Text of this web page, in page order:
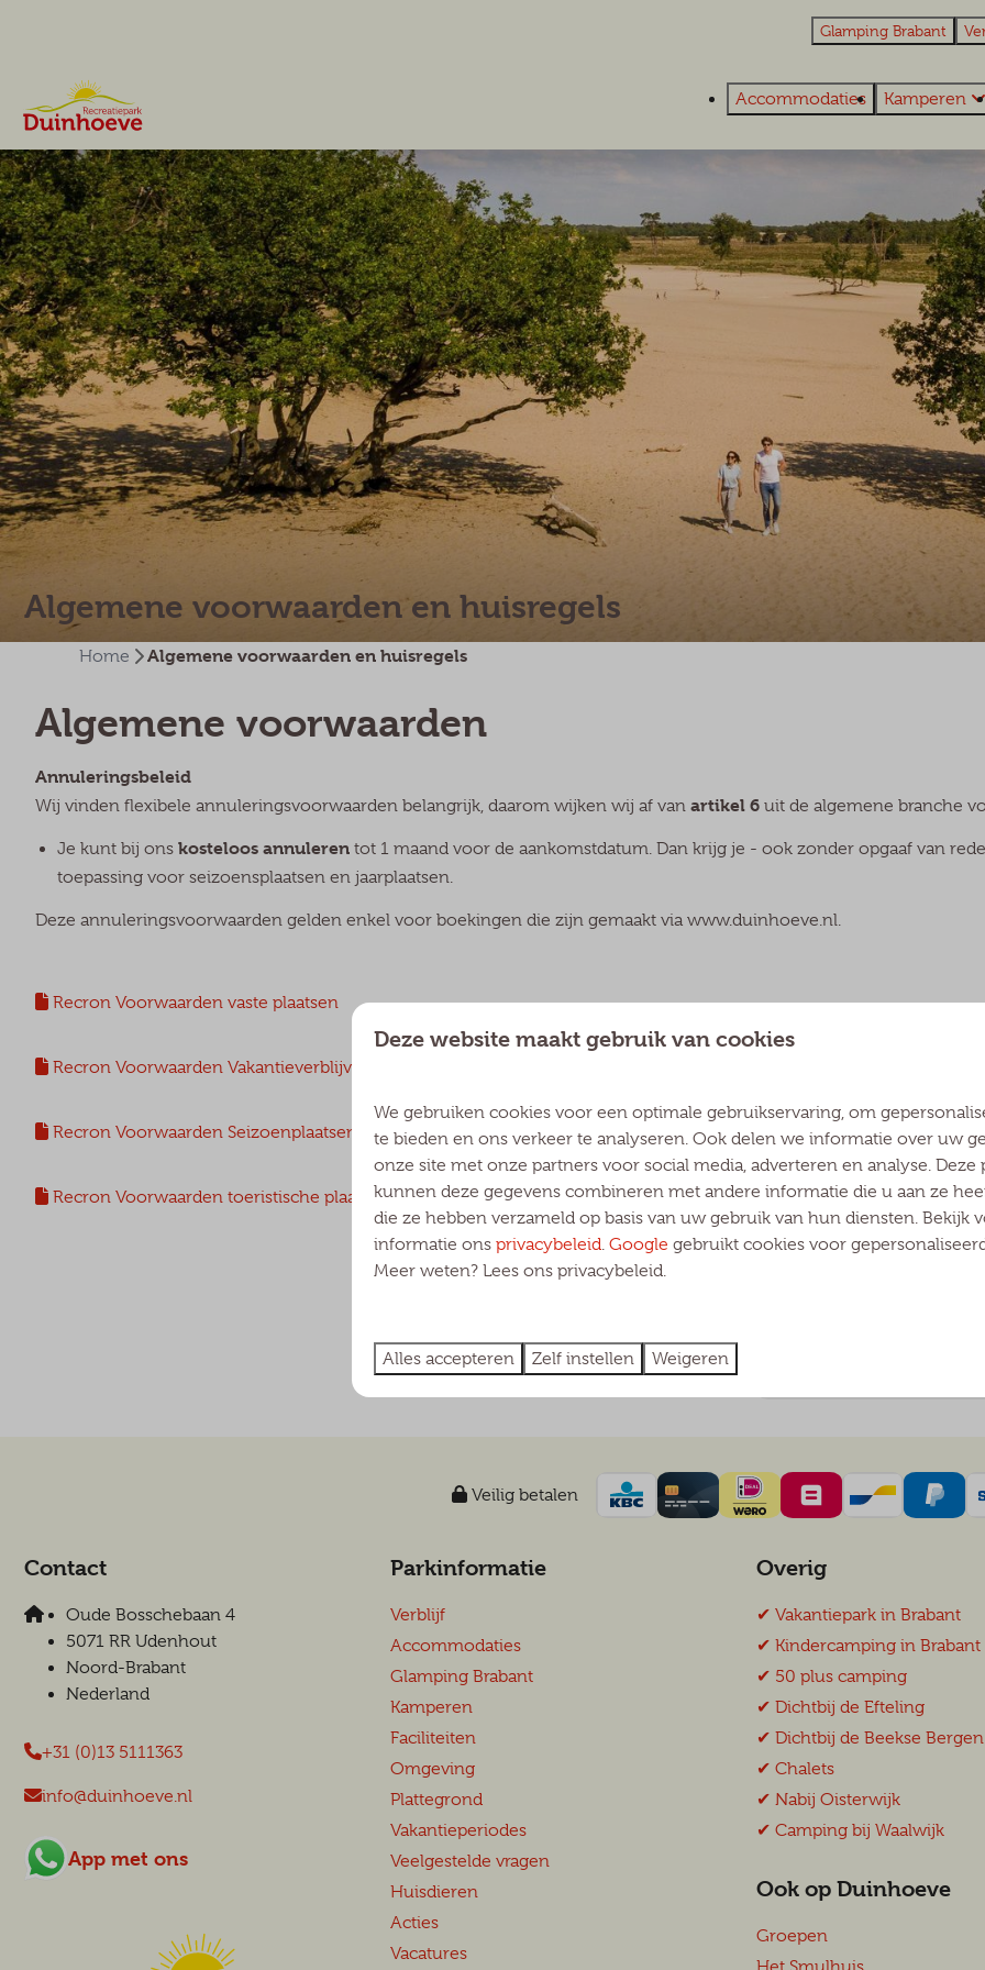
Glamping Brabant
Accommodaties Kamperen
Algemene voorwaarden en huisregels
Home Algemene voorwaarden en huisregels
Algemene voorwaarden
Annuleringsbeleid
Wij vinden flexibele annuleringsvoorwaarden belangrijk, daarom wijken wij af vanartikel 6 uit de algemene branche
Je kunt bij onskosteloos annuleren tot 1 maand voor de aankomstdatum. Dan krijg je - ook zonder opgaaf van
toepassing voor seizoensplaatsen en jaarplaatsen.
Deze annuleringsvoorwaarden gelden enkel voor boekingen die zijn gemaakt via www.duinhoeve.nl.
Recron Voorwaarden vaste plaatsen
Recron Voorwaarden Vakantieverblijven
Recron Voorwaarden Seizoenplaatsen
Recron Voorwaarden toeristische plaatsen (kamperen)
Huishoudelijk
Huishoudelijk
Gedragsregels
Huishoudelijk
Veilig betalen
Contact
Oude Bosschebaan 4
5071 RR Udenhout
Noord-Brabant
Nederland
+31 (0)13 5111363
info@duinhoeve.nl
App met ons
Parkinformatie
Verblijf
Accommodaties
Glamping Brabant
Kamperen
Faciliteiten
Omgeving
Plattegrond
Vakantieperiodes
Veelgestelde vragen
Huisdieren
Acties
Vacatures
Overig
✔︎ Vakantiepark in Brabant
✔︎ Kindercamping in Brabant
✔︎ 50 plus camping
✔︎ Dichtbij de Efteling
✔︎ Dichtbij de Beekse Bergen
✔︎ Chalets
✔︎ Nabij Oisterwijk
✔︎ Camping bij Waalwijk
Ook op Duinhoeve
Groepen
Deze website maakt gebruik van cookies
We gebruiken cookies voor een optimale gebruikservaring, om
te bieden en ons verkeer te analyseren. Ook delen we informatie over uw
onze site met onze partners voor social media, adverteren en analyse. Deze
kunnen deze gegevens combineren met andere informatie die u aan ze
die ze hebben verzameld op basis van uw gebruik van hun diensten. Bekijk
informatie ons privacybeleid Google gebruikt cookies voor
Meer weten? Lees ons privacybeleid.
Alles accepteren Zelf instellen Weigeren